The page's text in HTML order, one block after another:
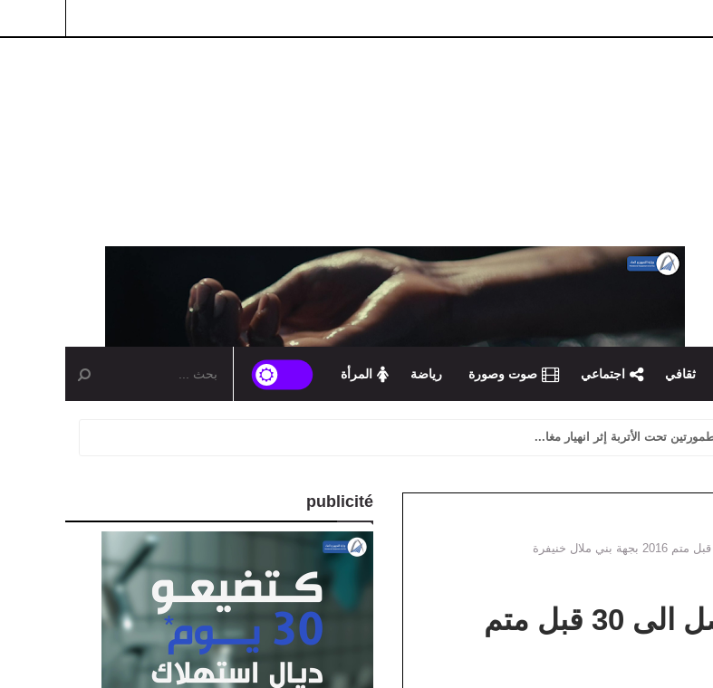
ثقافي اجتماعي صوت وصورة رياضة المرأة
تحت الأتربة إثر انهيار مغا...
نزيف الانتحار مستمر و الحصيلة تصل الى 30 قبل متم
publicité